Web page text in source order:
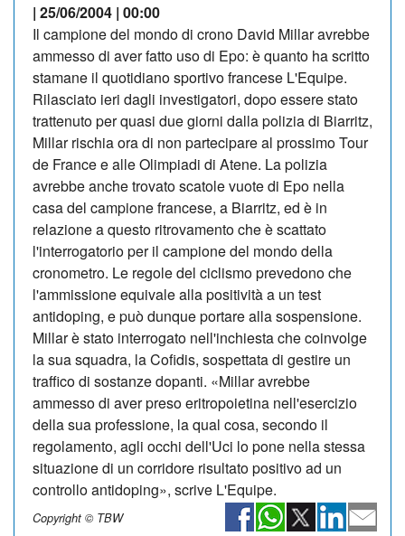
| 25/06/2004 | 00:00
Il campione del mondo di crono David Millar avrebbe
ammesso di aver fatto uso di Epo: è quanto ha scritto
stamane il quotidiano sportivo francese L'Equipe.
Rilasciato ieri dagli investigatori, dopo essere stato
trattenuto per quasi due giorni dalla polizia di Biarritz,
Millar rischia ora di non partecipare al prossimo Tour
de France e alle Olimpiadi di Atene. La polizia
avrebbe anche trovato scatole vuote di Epo nella
casa del campione francese, a Biarritz, ed è in
relazione a questo ritrovamento che è scattato
l'interrogatorio per il campione del mondo della
cronometro. Le regole del ciclismo prevedono che
l'ammissione equivale alla positività a un test
antidoping, e può dunque portare alla sospensione.
Millar è stato interrogato nell'inchiesta che coinvolge
la sua squadra, la Cofidis, sospettata di gestire un
traffico di sostanze dopanti. «Millar avrebbe
ammesso di aver preso eritropoietina nell'esercizio
della sua professione, la qual cosa, secondo il
regolamento, agli occhi dell'Uci lo pone nella stessa
situazione di un corridore risultato positivo ad un
controllo antidoping», scrive L'Equipe.
Copyright © TBW